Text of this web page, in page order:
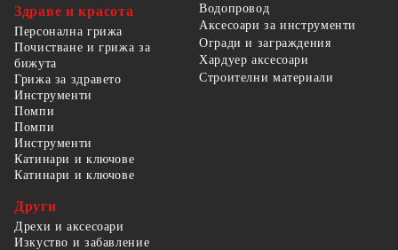
Здраве и красота
Персонална грижа
Почистване и грижа за
бижута
Грижа за здравето
Водопровод
Аксесоари за инструменти
Огради и заграждения
Хардуер аксесоари
Строителни материали
Инструменти
Помпи
Помпи
Инструменти
Катинари и ключове
Катинари и ключове
Други
Дрехи и аксесоари
Изкуство и забавление